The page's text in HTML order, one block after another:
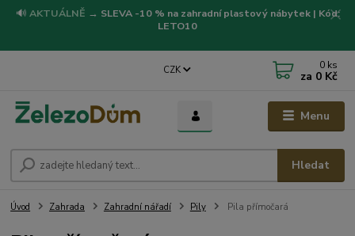
🔊 AKTUÁLNĚ → SLEVA -10 % na zahradní plastový nábytek | Kód:
LETO10
Menu
CZK
Hledat
0 ks
za 0 Kč
Úvod Zahrada Zahradní nářadí Pily Pila přímočará